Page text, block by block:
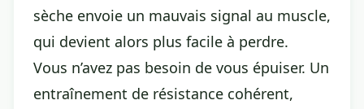
sèche envoie un mauvais signal au muscle,
qui devient alors plus facile à perdre.
Vous n’avez pas besoin de vous épuiser. Un
entraînement de résistance cohérent,